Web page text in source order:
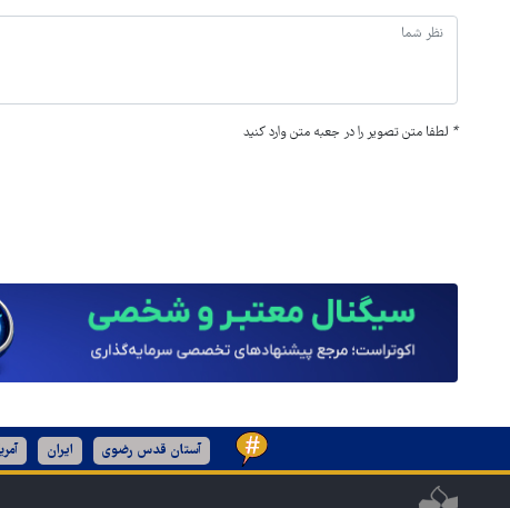
* لطفا متن تصویر را در جعبه متن وارد کنید
آستان قدس رضوی ایران